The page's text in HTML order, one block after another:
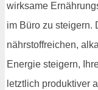
wirksame
im Büro zu steigern.
nährstoffreichen,
Energie steigern,
letztlich produktiver